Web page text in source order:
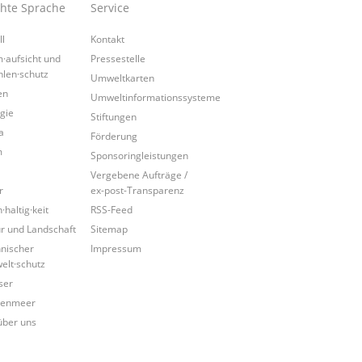
Sprache
und
und Landschaft
uns
Service
Kontakt
Pressestelle
Umweltkarten
Umweltinformationssysteme
Stiftungen
Förderung
Sponsoringleistungen
Vergebene Aufträge /
ex-post-Transparenz
RSS-Feed
Sitemap
Impressum